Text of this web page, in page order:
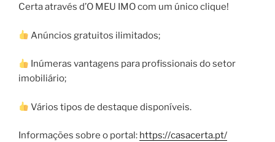
Certa através d’O MEU IMO com um único clique!
Anúncios gratuitos ilimitados;
Inúmeras vantagens para profissionais do setor
imobiliário;
Vários tipos de destaque disponíveis.
Informações sobre o portal: https://casacerta.pt/